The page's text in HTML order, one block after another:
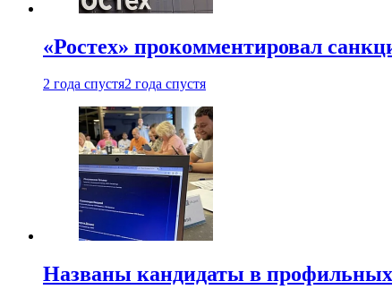
«Ростех» прокомментировал
2 года спустя2 года спустя
Названы кандидаты в